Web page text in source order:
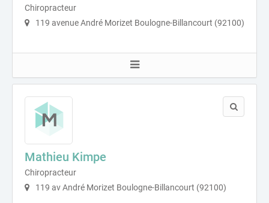
Chiropracteur
119 avenue André Morizet Boulogne-Billancourt (92100)
Mathieu Kimpe
Chiropracteur
119 av André Morizet Boulogne-Billancourt (92100)